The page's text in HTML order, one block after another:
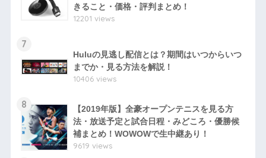
きること・価格・評判まとめ！
12201 views
7
Huluの見逃し配信とは？期間はいつからいつ
までか・見る方法を解説！
10406 views
8
【2019年版】全豪オープンテニスを見る方
法・放送予定と試合日程・みどころ・優勝候
補まとめ！WOWOWで生中継あり！
9619 views